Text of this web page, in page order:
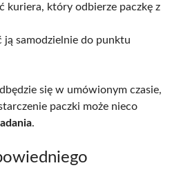
kuriera, który odbierze paczkę z
ją samodzielnie do punktu
się w umówionym czasie,
paczki może nieco
.